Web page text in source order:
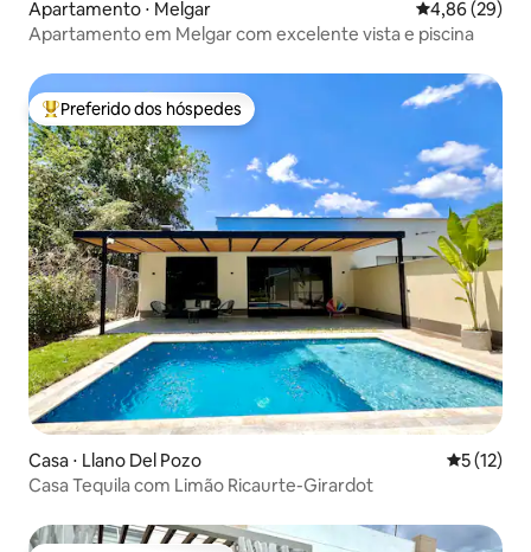
Apartamento ⋅ Melgar 4,86 de uma
4,86 (29)
Apartamento em Melgar com excelente vista e piscina
Entre os melhores preferidos dos hóspedes
Preferido dos hóspedes
Casa ⋅ Llano Del Pozo 5 de uma
5 (12)
Casa Tequila com Limão Ricaurte-Girardot